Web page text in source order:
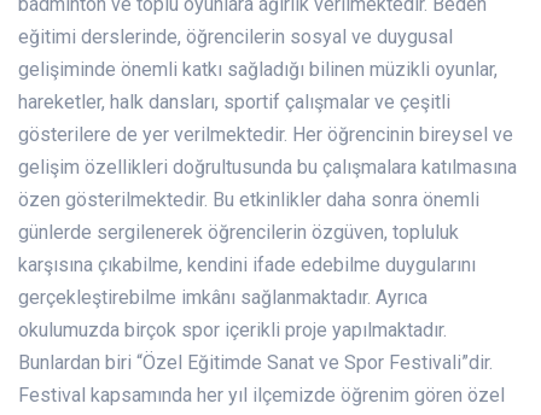
eğitimi derslerinde, öğrencilerin sosyal ve duygusal
gelişiminde önemli katkı sağladığı bilinen müzikli oyunlar,
hareketler, halk dansları, sportif çalışmalar ve çeşitli
gösterilere de yer verilmektedir. Her öğrencinin bireysel ve
gelişim özellikleri doğrultusunda bu çalışmalara katılmasına
özen gösterilmektedir. Bu etkinlikler daha sonra önemli
günlerde sergilenerek öğrencilerin özgüven, topluluk
karşısına çıkabilme, kendini ifade edebilme duygularını
gerçekleştirebilme imkânı sağlanmaktadır. Ayrıca
okulumuzda birçok spor içerikli proje yapılmaktadır.
Bunlardan biri “Özel Eğitimde Sanat ve Spor Festivali”dir.
Festival kapsamında her yıl ilçemizde öğrenim gören özel